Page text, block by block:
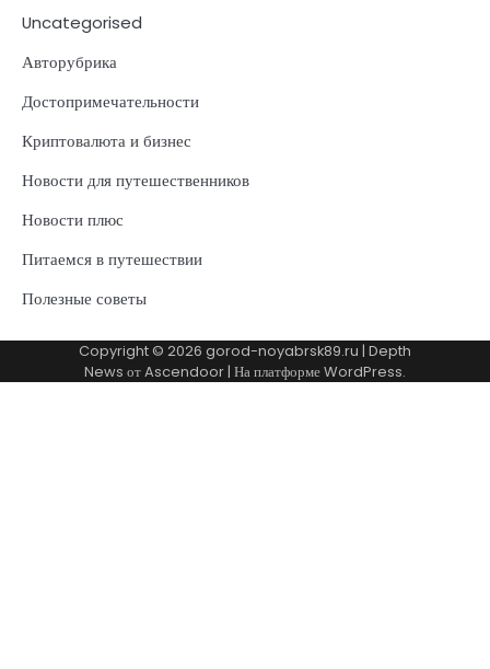
Uncategorised
Авторубрика
Достопримечательности
Криптовалюта и бизнес
Новости для путешественников
Новости плюс
Питаемся в путешествии
Полезные советы
Copyright © 2026 gorod-noyabrsk89.ru | Depth
News отAscendoor| На платформеWordPress.